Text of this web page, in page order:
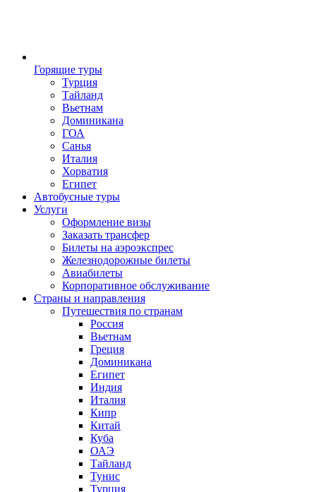
Горящие туры
Турция
Тайланд
Вьетнам
Доминикана
ГОА
Санья
Италия
Хорватия
Египет
Автобусные туры
Услуги
Оформление визы
Заказать трансфер
Билеты на аэроэкспрес
Железнодорожные билеты
Авиабилеты
Корпоративное обслуживание
Страны и направления
Путешествия по странам
Россия
Вьетнам
Греция
Доминикана
Египет
Индия
Италия
Кипр
Китай
Куба
ОАЭ
Тайланд
Тунис
Турция